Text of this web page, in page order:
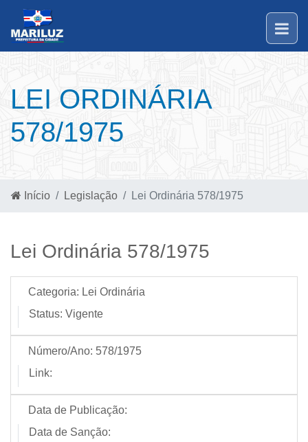
LEI ORDINÁRIA
578/1975
Início Legislação Lei Ordinária 578/1975
Lei Ordinária 578/1975
Categoria: Lei Ordinária
Status: Vigente
Número/Ano: 578/1975
Link:
Data de Publicação:
Data de Sanção: